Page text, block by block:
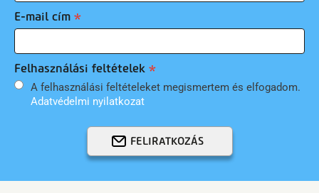
E-mail cím
Felhasználási feltételek
A felhasználási feltételeket megismertem és elfogadom.
Adatvédelmi nyilatkozat
FELIRATKOZÁS